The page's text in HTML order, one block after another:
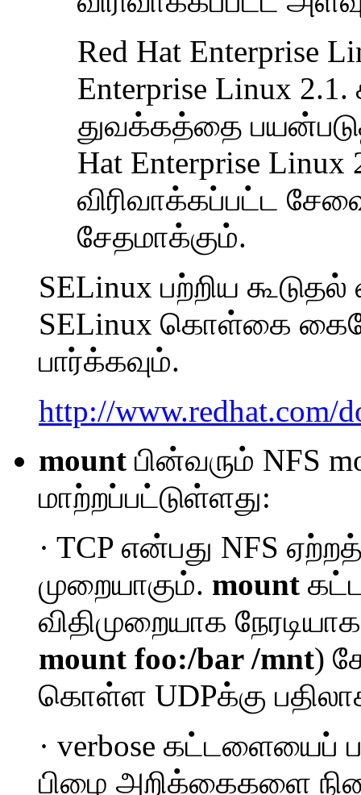
Red Hat Enterprise
Enterprise Linux
துவக்கத்தை
Hat Enterprise
விரிவாக்கப்பட்ட
சேதமாக்கும்.
SELinux பற்றிய
SELinux கொள்கை
பார்க்கவும்.
http://www.redhat.com/
mount பின்வரும் NFS
மாற்றப்பட்டுள்ளது:
· TCP என்பது NFS
முறையாகும். mount
விதிமுறையாக
mount foo:/bar /mnt)
கொள்ள UDPக்கு
· verbose கட்டளையைப்
பிழை அறிக்கைகளை